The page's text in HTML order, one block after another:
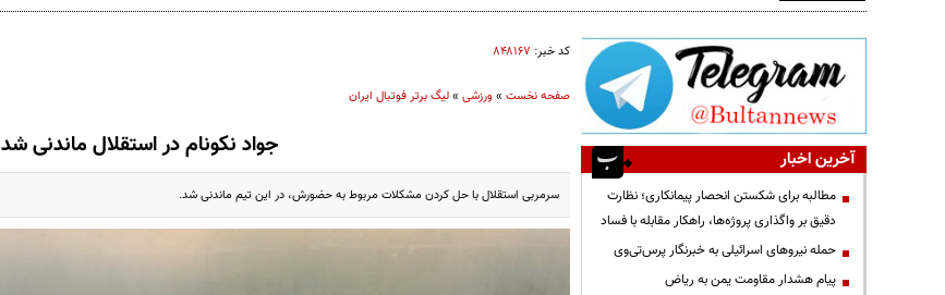
کد خبر: ۸۴۸۱۶۷
صفحه نخست»ورزشی»لیگ برتر فوتبال ایران
جواد نکونام در استقلال ماندنی شد
سرمربی استقلال با حل کردن مشکلات مربوط به حضورش، در این تیم ماندنی شد.
آخرین اخبار
مطالبه برای شکستن انحصار پیمانکاری؛ نظارت
دقیق بر واگذاری پروژه‌ها، راهکار مقابله با فساد
حمله نیروهای اسرائیلی به خبرنگار پرس‌تی‌وی
پیام هشدار مقاومت یمن به ریاض